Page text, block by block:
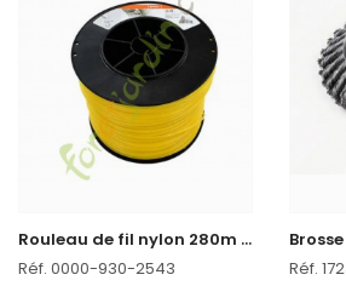
R
ouleau de fil nylon 280m - 3mm Stihl
Réf. 0000-930-2543 Réf.